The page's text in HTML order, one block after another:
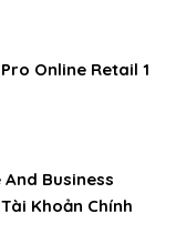
Online Retail 1
Business
Khoản Chính